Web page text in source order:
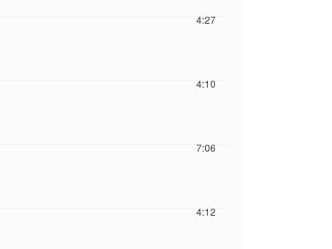
4:27
4:10
7:06
4:12